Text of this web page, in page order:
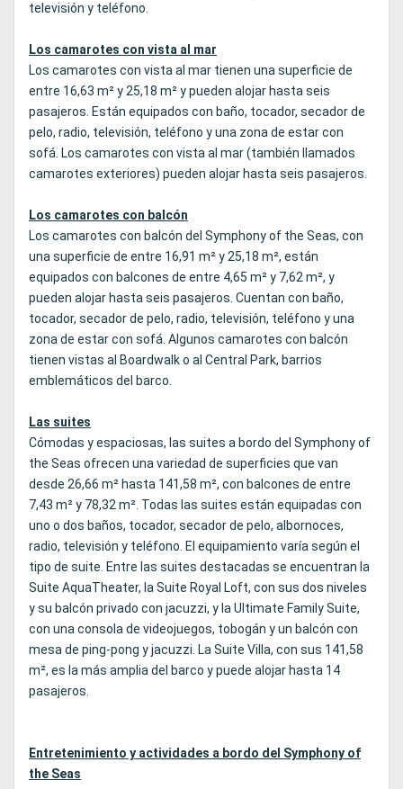
televisión y teléfono.
Los camarotes con vista al mar
Los camarotes con vista al mar tienen una superficie de
entre 16,63 m² y 25,18 m² y pueden alojar hasta seis
pasajeros. Están equipados con baño, tocador, secador de
pelo, radio, televisión, teléfono y una zona de estar con
sofá. Los camarotes con vista al mar (también llamados
camarotes exteriores) pueden alojar hasta seis pasajeros.
Los camarotes con balcón
Los camarotes con balcón del Symphony of the Seas, con
una superficie de entre 16,91 m² y 25,18 m², están
equipados con balcones de entre 4,65 m² y 7,62 m², y
pueden alojar hasta seis pasajeros. Cuentan con baño,
tocador, secador de pelo, radio, televisión, teléfono y una
zona de estar con sofá. Algunos camarotes con balcón
tienen vistas al Boardwalk o al Central Park, barrios
emblemáticos del barco.
Las suites
Cómodas y espaciosas, las suites a bordo del Symphony of
the Seas ofrecen una variedad de superficies que van
desde 26,66 m² hasta 141,58 m², con balcones de entre
7,43 m² y 78,32 m². Todas las suites están equipadas con
uno o dos baños, tocador, secador de pelo, albornoces,
radio, televisión y teléfono. El equipamiento varía según el
tipo de suite. Entre las suites destacadas se encuentran la
Suite AquaTheater, la Suite Royal Loft, con sus dos niveles
y su balcón privado con jacuzzi, y la Ultimate Family Suite,
con una consola de videojuegos, tobogán y un balcón con
mesa de ping-pong y jacuzzi. La Suite Villa, con sus 141,58
m², es la más amplia del barco y puede alojar hasta 14
pasajeros.
Entretenimiento y actividades a bordo del Symphony of
the Seas